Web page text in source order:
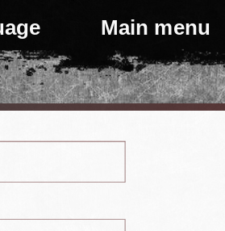
Main menu